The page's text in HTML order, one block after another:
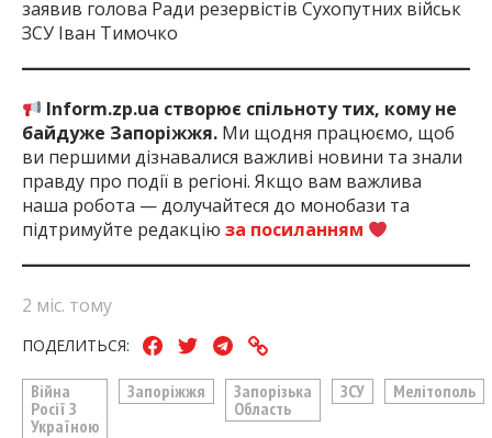
заявив голова Ради резервістів Сухопутних військ
ЗСУ Іван Тимочко
Inform.zp.ua створює спільноту тих, кому не
байдуже Запоріжжя. Ми щодня працюємо, щоб
ви першими дізнавалися важливі новини та знали
правду про події в регіоні. Якщо вам важлива
наша робота — долучайтеся до монобази та
підтримуйте редакцію за посиланням
2 міс. тому
ПОДЕЛИТЬСЯ:
Війна
Росії З
Україною
Запоріжжя
Запорізька
Область
ЗСУ Мелітополь